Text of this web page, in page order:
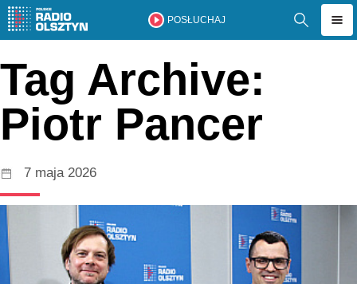
POSŁUCHAJ
Tag Archive:
Piotr Pancer
7 maja 2026